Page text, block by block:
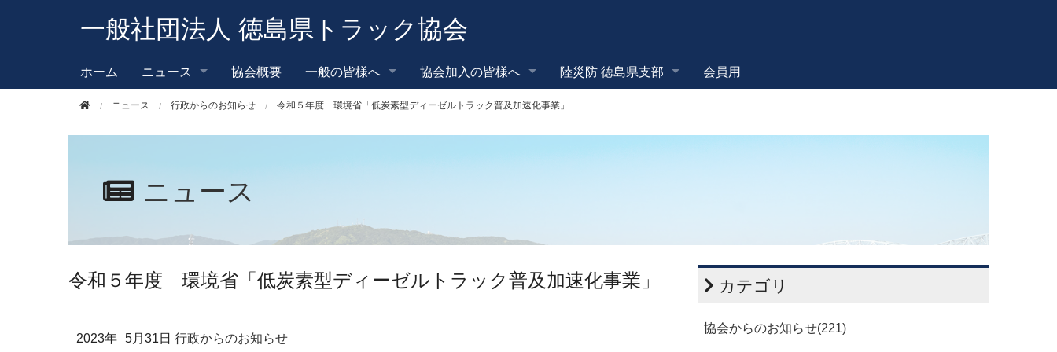
一般社団法人 徳島県トラック協会
ホーム ニュース 協会概要 一般の皆様へ 協会加入の皆様へ 陸災防 徳島県支部 会員用
ニュース 行政からのお知らせ 令和５年度 環境省「低炭素型ディーゼルトラック普及加速化事業」
ニュース
令和５年度 環境省「低炭素型ディーゼルトラック普及加速化事業」
2023年 5月31日 行政からのお知らせ
カテゴリ
協会からのお知らせ(221)